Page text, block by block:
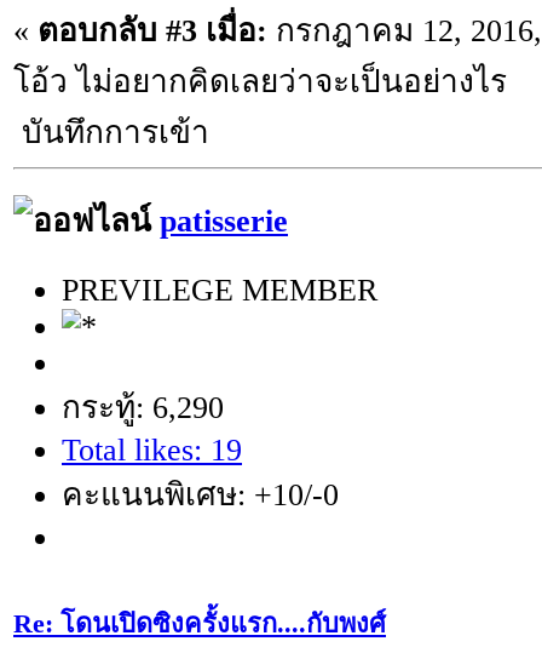
« ตอบกลับ #3 เมื่อ: กรกฎาคม 12,
โอ้ว ไม่อยากคิดเลยว่าจะเป็นอย่างไร
บันทึกการเข้า
patisserie
PREVILEGE MEMBER
กระทู้: 6,290
Total likes: 19
คะแนนพิเศษ: +10/-0
Re: โดนเปิดซิงครั้งแรก....กับพงศ์